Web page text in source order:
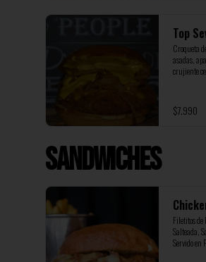
Top
Croqueta
asadas,
crujiente
$7.990
Sandwiches
Filetitos
Salteada,
Servido en